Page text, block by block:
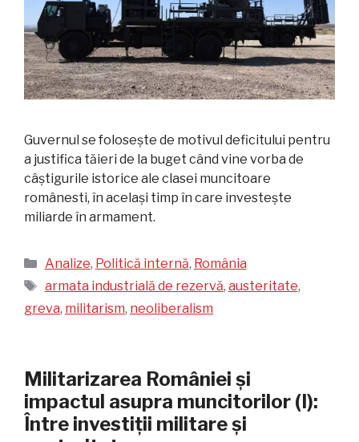
Guvernul se folosește de motivul deficitului pentru
a justifica tăieri de la buget când vine vorba de
câștigurile istorice ale clasei muncitoare
românesti, în același timp în care investește
miliarde în armament.
Categorii
Analize, Politică internă, România
Etichete
armata industrială de rezervă, austeritate,
greva, militarism, neoliberalism
Militarizarea României și
impactul asupra muncitorilor (I):
Între investiții militare și